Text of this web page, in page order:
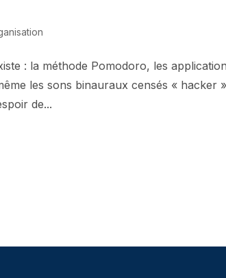
: la méthode Pomodoro, les
les sons binauraux censés « hacker
de...